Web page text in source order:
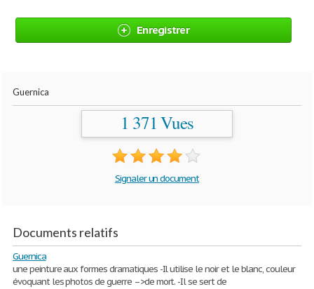
Enregistrer
Guernica
1 371 Vues
Signaler un document
Documents relatifs
Guernica
une peinture aux formes dramatiques -Il utilise le noir et le blanc, couleur
évoquant les photos de guerre –>de mort. -Il se sert de